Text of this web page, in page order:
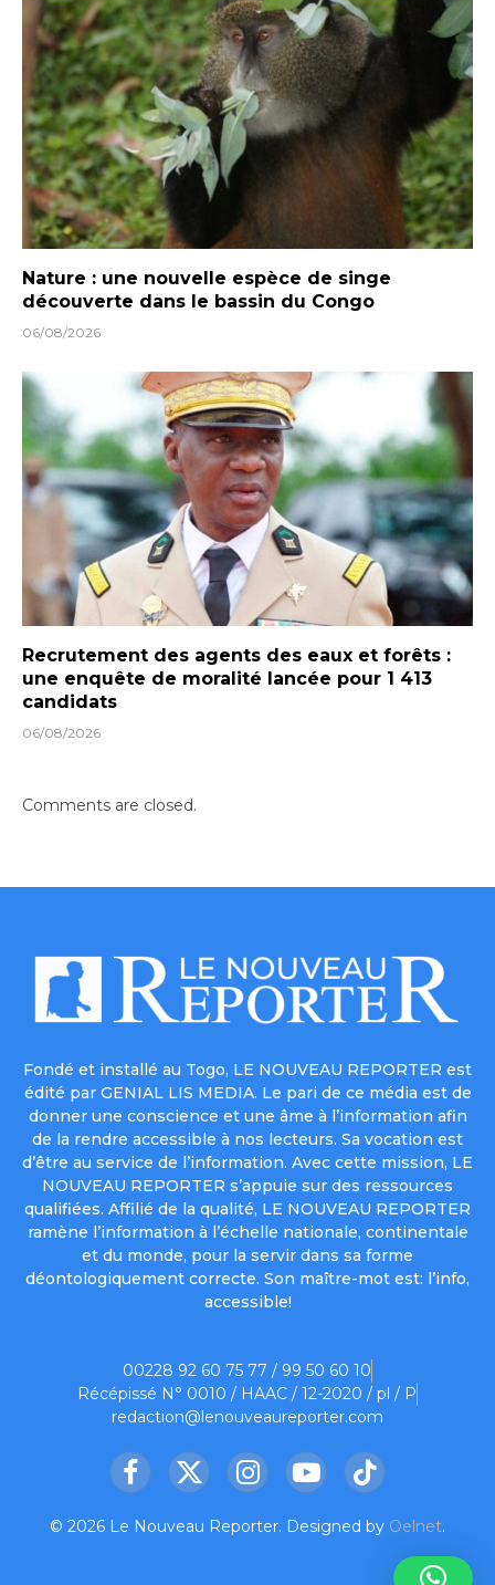
Nature : une nouvelle espèce de singe
découverte dans le bassin du Congo
06/08/2026
Recrutement des agents des eaux et forêts :
une enquête de moralité lancée pour 1 413
candidats
06/08/2026
Comments are closed.
Fondé et installé au Togo, LE NOUVEAU REPORTER est
édité par GENIAL LIS MEDIA. Le pari de ce média est de
donner une conscience et une âme à l’information afin
de la rendre accessible à nos lecteurs. Sa vocation est
d’être au service de l’information. Avec cette mission, LE
NOUVEAU REPORTER s’appuie sur des ressources
qualifiées. Affilié de la qualité, LE NOUVEAU REPORTER
ramène l’information à l’échelle nationale, continentale
et du monde, pour la servir dans sa forme
déontologiquement correcte. Son maître-mot est: l’info,
accessible!
00228 92 60 75 77 / 99 50 60 10
Récépissé N° 0010 / HAAC / 12-2020 / pl / P
redaction@lenouveaureporter.com
Facebook
X
InstagramYouTubeTikTok
© 2026 Le Nouveau Reporter. Designed by Oelnet.